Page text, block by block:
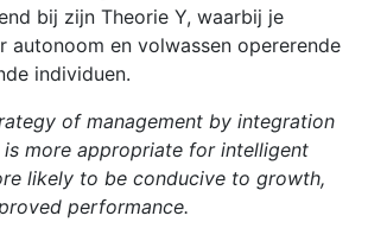
bij zijn Theorie Y, waarbij je
autonoom en volwassen opererende
individuen.
of management by integration
more appropriate for intelligent
likely to be conducive to growth,
performance.